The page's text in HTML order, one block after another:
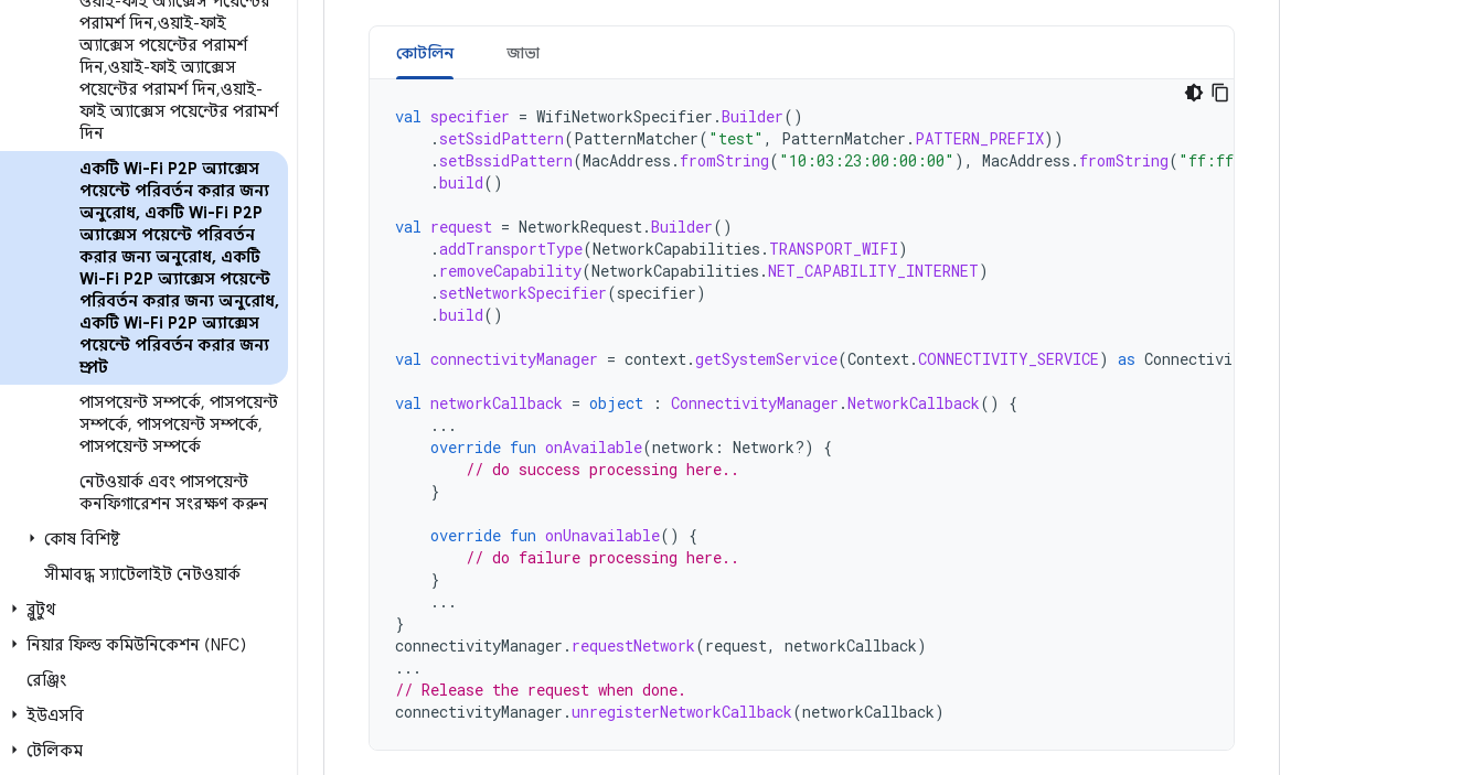
পরামর্শ দিন,ওয়াই-ফাই
অ্যাক্সেস পয়েন্টের পরামর্শ
দিন,ওয়াই-ফাই অ্যাক্সেস
পয়েন্টের পরামর্শ দিন,ওয়াই-
ফাই অ্যাক্সেস পয়েন্টের পরামর্শ
দিন
একটি Wi-Fi P2P অ্যাক্সেস
পয়েন্টে পরিবর্তন করার জন্য
অনুরোধ, একটি Wi-Fi P2P
অ্যাক্সেস পয়েন্টে পরিবর্তন
করার জন্য অনুরোধ, একটি
Wi-Fi P2P অ্যাক্সেস পয়েন্টে
পরিবর্তন করার জন্য অনুরোধ,
একটি Wi-Fi P2P অ্যাক্সেস
পয়েন্টে পরিবর্তন করার জন্য
প্রম্পট
পাসপয়েন্ট সম্পর্কে, পাসপয়েন্ট
সম্পর্কে, পাসপয়েন্ট সম্পর্কে,
পাসপয়েন্ট সম্পর্কে
নেটওয়ার্ক এবং পাসপয়েন্ট
কনফিগারেশন সংরক্ষণ করুন
কোষ বিশিষ্ট
সীমাবদ্ধ স্যাটেলাইট নেটওয়ার্ক
ব্লুটুথ
নিয়ার ফিল্ড কমিউনিকেশন (NFC)
রেঞ্জিং
ইউএসবি
টেলিকম
কোটলিন জাভা
val specifier = WifiNetworkSpecifier .Builder()
. setSsidPattern(PatternMatcher( "test" , PatternMatcher . PATTERN_PREFIX))
. setBssidPattern(MacAddress . fromString( "10:03:23:00:00:00" ), MacAddress . fromString( "ff:ff:ff:00:00:00"
.build()
val request = NetworkRequest.Builder()
.addTransportType(NetworkCapabilities . TRANSPORT_WIFI)
. removeCapability(NetworkCapabilities .NET_CAPABILITY_INTERNET)
. setNetworkSpecifier(specifier)
.build()
val connectivityManager = context.getSystemService(Context.CONNECTIVITY_SERVICE) as ConnectivityManager
val networkCallback = object : ConnectivityManager .NetworkCallback()
{
...
override fun onAvailable(network : Network?)
{
// do success processing here..
}
override fun onUnavailable()
{
// do failure processing here..
}
...
}
connectivityManager . requestNetwork(request, networkCallback)
...
// Release the request when done.
connectivityManager .unregisterNetworkCallback(networkCallback)